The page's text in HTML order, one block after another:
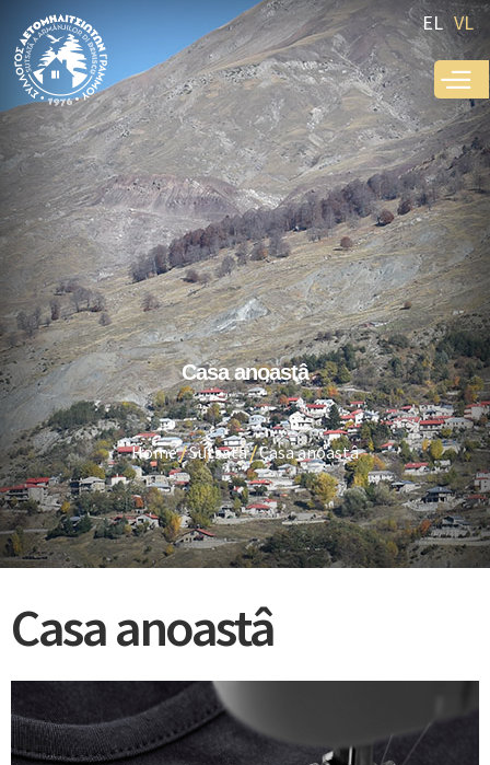
main
content
EL VL
Home Sutsata Casa anoastâ
Casa anoastâ
Casa anoastâ